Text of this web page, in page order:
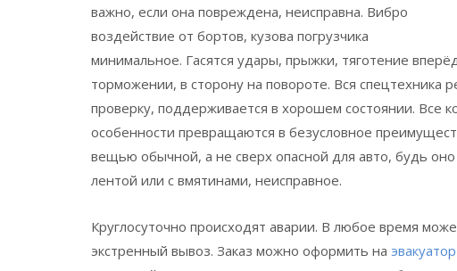
важно, если она повреждена, неисправна. Вибро
воздействие от бортов, кузова погрузчика
минимальное. Гасятся удары, прыжки, тяготение
торможении, в сторону на повороте. Вся спецтехника
проверку, поддерживается в хорошем состоянии. Все
особенности превращаются в безусловное
вещью обычной, а не сверх опасной для авто, будь
лентой или с вмятинами, неисправное.
Круглосуточно происходят аварии. В любое время
экстренный вывоз. Заказ можно оформить на